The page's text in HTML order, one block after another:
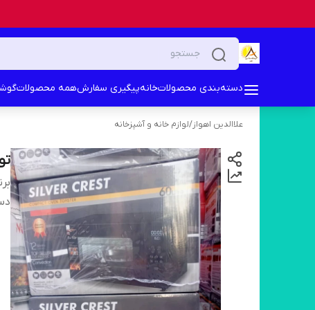
دسته‌بندی محصولاتخانهپیگیری سفارشهمه محصولات
علاالدین اهواز/لوازم خانه و آشپزخانه